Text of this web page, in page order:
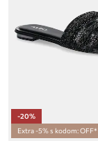
-20%
Extra -5% s kodom: OFF*